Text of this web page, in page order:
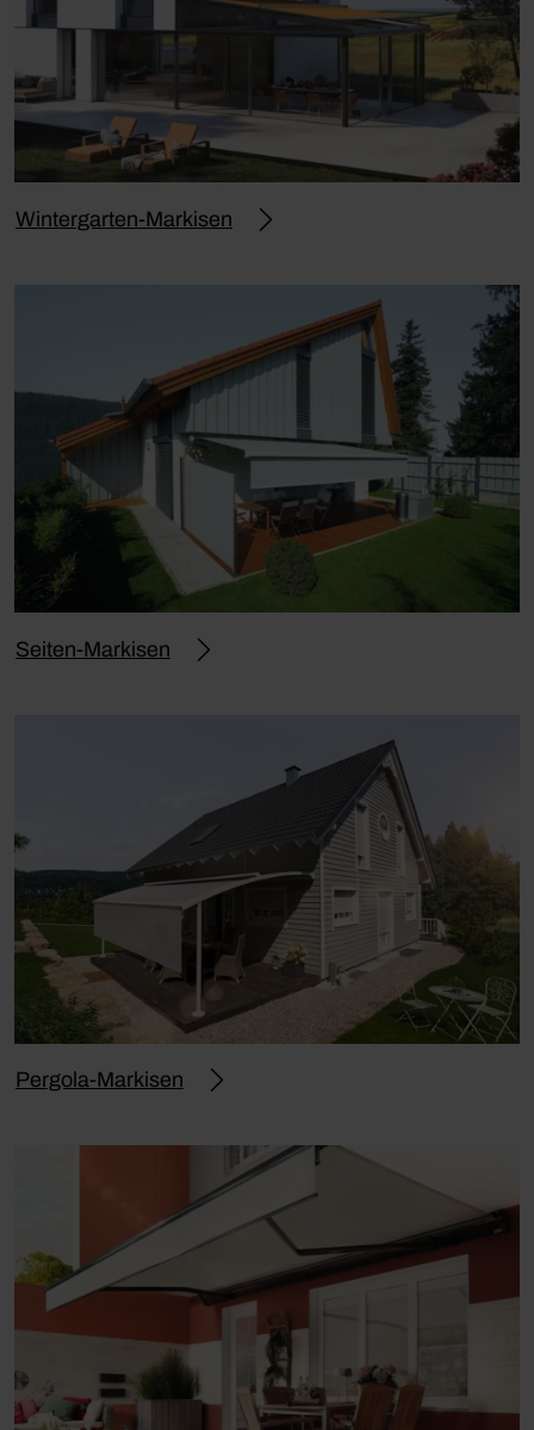
Wintergarten-Markisen
Seiten-Markisen
Pergola-Markisen